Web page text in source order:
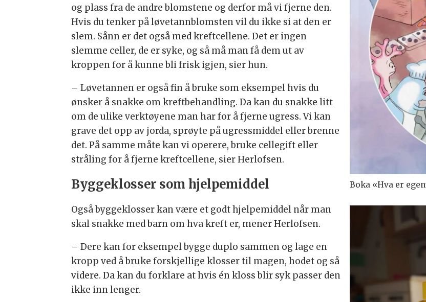
Boka «Hva er
og plass fra de andre blomstene og derfor må vi fjerne den.
Hvis du tenker på løvetannblomsten vil du ikke si at den er
slem. Sånn er det også med kreftcellene. Det er ingen
slemme celler, de er syke, og så må man få dem ut av
kroppen for å kunne bli frisk igjen, sier hun.
– Løvetannen er også fin å bruke som eksempel hvis du
ønsker å snakke om kreftbehandling. Da kan du snakke litt
om de ulike verktøyene man har for å fjerne ugress. Vi kan
grave det opp av jorda, sprøyte på ugressmiddel eller brenne
det. På samme måte kan vi operere, bruke cellegift eller
stråling for å fjerne kreftcellene, sier Herlofsen.
Byggeklosser som hjelpemiddel
Også byggeklosser kan være et godt hjelpemiddel når man
skal snakke med barn om hva kreft er, mener Herlofsen.
– Dere kan for eksempel bygge duplo sammen og lage en
kropp ved å bruke forskjellige klosser til magen, hodet og så
videre. Da kan du forklare at hvis én kloss blir syk passer den
ikke inn lenger.